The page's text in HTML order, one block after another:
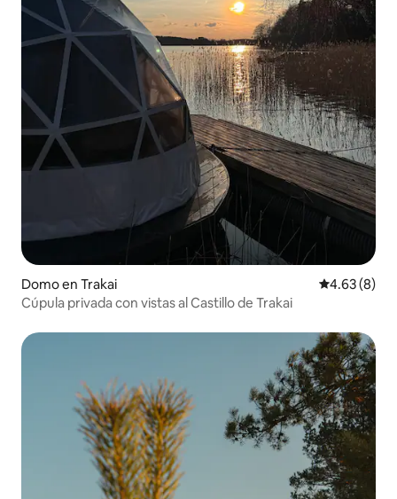
Domo en Trakai Calificación
4.63 (8)
Cúpula privada con vistas al Castillo de Trakai